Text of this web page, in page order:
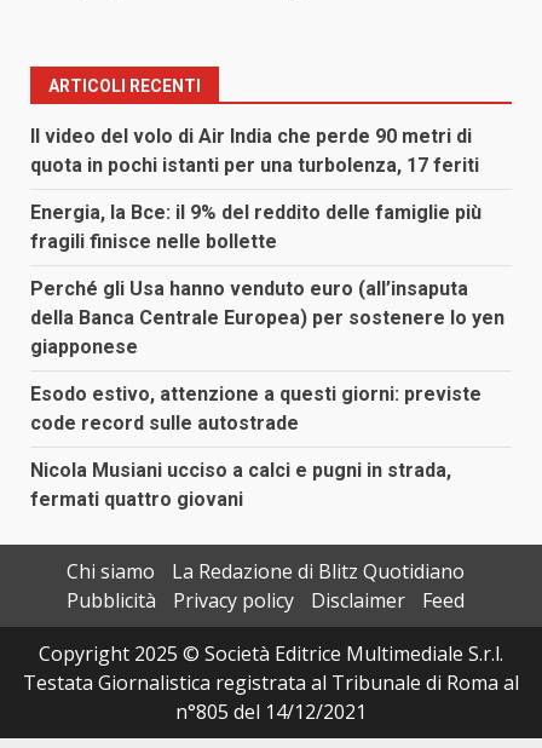
ARTICOLI RECENTI
Il video del volo di Air India che perde 90 metri di
quota in pochi istanti per una turbolenza, 17 feriti
Energia, la Bce: il 9% del reddito delle famiglie più
fragili finisce nelle bollette
Perché gli Usa hanno venduto euro (all’insaputa
della Banca Centrale Europea) per sostenere lo yen
giapponese
Esodo estivo, attenzione a questi giorni: previste
code record sulle autostrade
Nicola Musiani ucciso a calci e pugni in strada,
fermati quattro giovani
Chi siamo
La Redazione di Blitz Quotidiano
Pubblicità
Privacy policy Disclaimer
Feed
Copyright 2025 © Società Editrice Multimediale S.r.l.
Testata Giornalistica registrata al Tribunale di Roma al
n°805 del 14/12/2021